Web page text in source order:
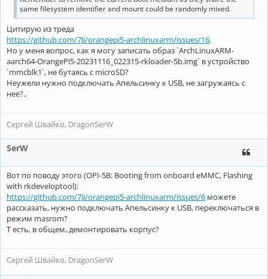
same filesystem identifier and mount could be randomly mixed.
Цитирую из треда
https://github.com/7Ji/orangepi5-archlinuxarm/issues/16.
Но у меня вопрос, как я могу записать образ `ArchLinuxARM-
aarch64-OrangePi5-20231116_022315-rkloader-5b.img` в устройство
`mmcblk1`, не бутаясь с microSD?
Неужели нужно подключать Апельсинку к USB, не загружаясь с
нее?..
Сергей Швайко, DragonSerW
SerW
Вот по поводу этого (OPI-5B: Booting from onboard eMMC, Flashing
with rkdeveloptool):
https://github.com/7Ji/orangepi5-archlinuxarm/issues/6 можете
рассказать, нужно подключать Апельсинку к USB, переключаться в
режим masrom?
Т есть, в общем, демонтировать корпус?
Сергей Швайко, DragonSerW